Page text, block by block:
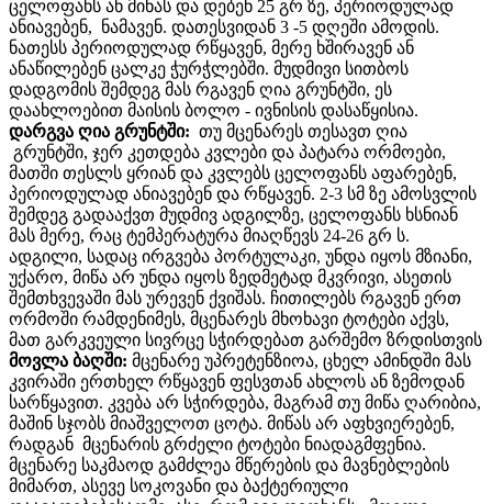
ცელოფანს ან მინას და დებენ 25 გრ ზე, პერიოდულად
ანიავებენ, ნამავენ. დათესვიდან 3 -5 დღეში ამოდის.
ნათესს პერიოდულად რწყავენ, მერე ხშირავენ ან
ანაწილებენ ცალკე ჭურჭლებში. მუდმივი სითბოს
დადგომის შემდეგ მას რგავენ ღია გრუნტში, ეს
დაახლოებით მაისის ბოლო - ივნისის დასაწყისია.
დარგვა ღია გრუნტში: თუ მცენარეს თესავთ ღია
გრუნტში, ჯერ კეთდება კვლები და პატარა ორმოები,
მათში თესლს ყრიან და კვლებს ცელოფანს აფარებენ,
პერიოდულად ანიავებენ და რწყავენ. 2-3 სმ ზე ამოსვლის
შემდეგ გადააქვთ მუდმივ ადგილზე, ცელოფანს ხსნიან
მას მერე, რაც ტემპერატურა მიაღწევს 24-26 გრ ს.
ადგილი, სადაც ირგვება პორტულაკი, უნდა იყოს მზიანი,
უქარო, მიწა არ უნდა იყოს ზედმეტად მკვრივი, ასეთის
შემთხვევაში მას ურევენ ქვიშას. ჩითილებს რგავენ ერთ
ორმოში რამდენიმეს, მცენარეს მხოხავი ტოტები აქვს,
მათ გარკვეული სივრცე სჭირდებათ გარშემო ზრდისთვის
მოვლა ბაღში: მცენარე უპრეტენზიოა, ცხელ ამინდში მას
კვირაში ერთხელ რწყავენ ფესვთან ახლოს ან ზემოდან
სარწყავით. კვება არ სჭირდება, მაგრამ თუ მიწა ღარიბია,
მაშინ სჯობს მიაშველოთ ცოტა. მიწას არ აფხვიერებენ,
რადგან მცენარის გრძელი ტოტები ნიადაგმფენია.
მცენარე საკმაოდ გამძლეა მწერების და მავნებლების
მიმართ, ასევე სოკოვანი და ბაქტერიული